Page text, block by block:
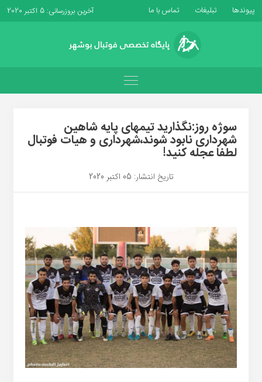
پیوندها تبلیغات تماس با ما آخرین بروزرسانی: 5 اکتبر 2020
سوژه روز:نگذارید تیمهای پایه شاهین
شهرداری نابود شوند،شهرداری و هیات فوتبال
لطفا عجله کنید!
تاریخ انتشار: 05 اکتبر 2020